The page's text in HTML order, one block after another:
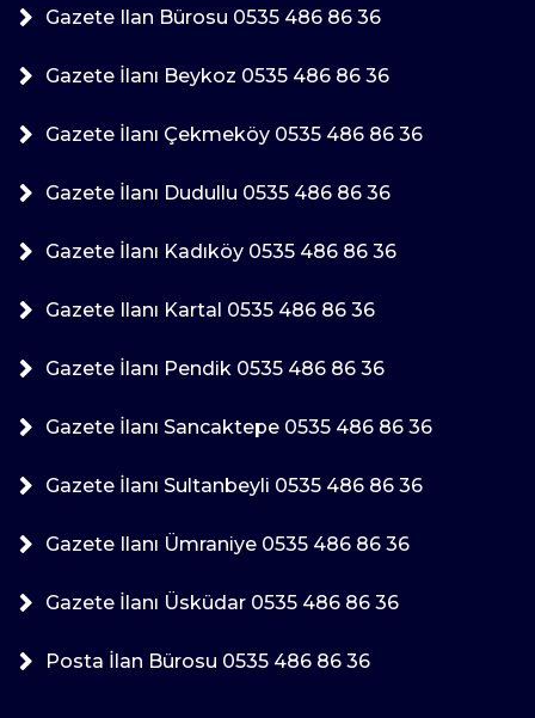
Gazete Ilan Bürosu 0535 486 86 36
Gazete İlanı Beykoz 0535 486 86 36
Gazete İlanı Çekmeköy 0535 486 86 36
Gazete İlanı Dudullu 0535 486 86 36
Gazete İlanı Kadıköy 0535 486 86 36
Gazete Ilanı Kartal 0535 486 86 36
Gazete İlanı Pendik 0535 486 86 36
Gazete İlanı Sancaktepe 0535 486 86 36
Gazete İlanı Sultanbeyli 0535 486 86 36
Gazete Ilanı Ümraniye 0535 486 86 36
Gazete İlanı Üsküdar 0535 486 86 36
Posta İlan Bürosu 0535 486 86 36